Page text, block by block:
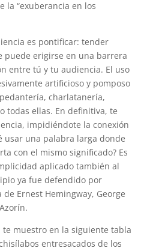
la “exuberancia en los
es pontificar: tender
puede erigirse en una barrera
entre tú y tu audiencia. El uso
artificioso y pomposo
charlatanería,
todas ellas. En definitiva, te
impidiéndote la conexión
usar una palabra larga donde
con el mismo significado? Es
aplicado también al
ya fue defendido por
Ernest Hemingway, George
te muestro en la siguiente tabla
entresacados de los